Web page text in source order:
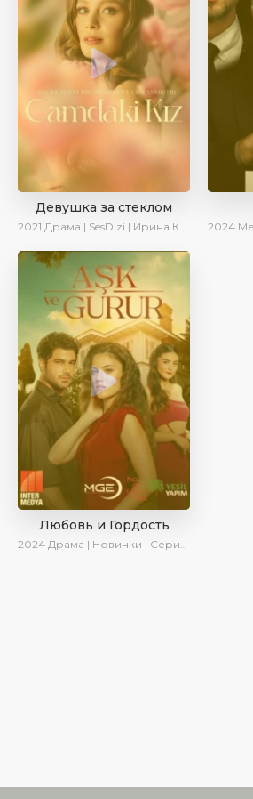
Девушка за стеклом
2021 Драма | SesDizi | Ирина Котова 2024
Любовь и Гордость
2024 Драма | Новинки | Сериалы 2024